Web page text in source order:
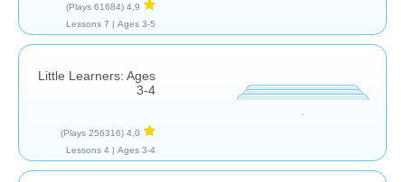
4,9
(61684 Plays)
Ages 3-5 |
7 Lessons
Little Learners: Ages
3-4
4,0
(256316 Plays)
Ages 3-4 |
4 Lessons